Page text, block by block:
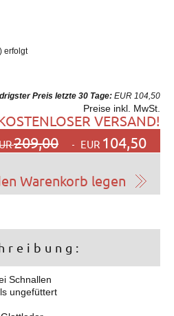
erfolgt
Preis letzte 30 Tage: EUR 104,50
Preise inkl. MwSt.
VERSAND!
209,00 EUR 104,50
Schnallen
ungefüttert